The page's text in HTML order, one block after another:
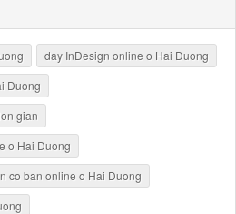
day InDesign online o Hai Duong
Duong
gian
o Hai Duong
co ban online o Hai Duong